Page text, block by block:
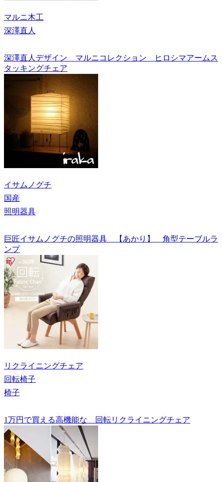
マルニ木工
深澤直人
深澤直人デザイン マルニコレクション ヒロシマアームス
タッキングチェア
イサムノグチ
国産
照明器具
巨匠イサムノグチの照明器具 【あかり】 角型テーブルラ
ンプ
リクライニングチェア
回転椅子
椅子
1万円で買える高機能な 回転リクライニングチェア